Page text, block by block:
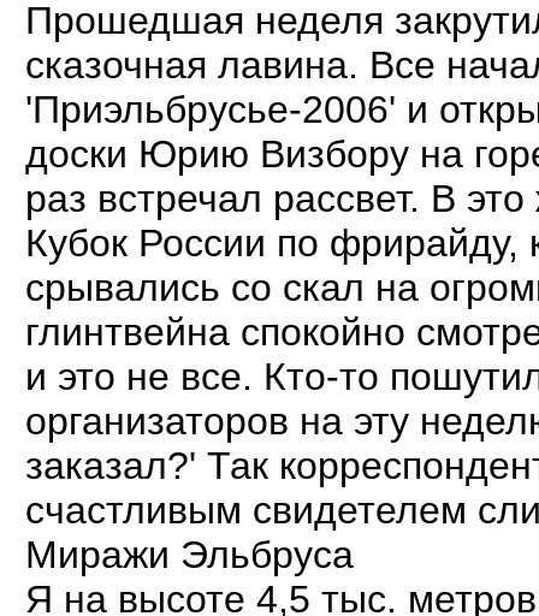
Прошедшая неделя
сказочная лавина. Все
'Приэльбрусье-2006' и
доски Юрию Визбору на
раз встречал рассвет. В
Кубок России по фрирайду,
срывались со скал на
глинтвейна спокойно
и это не все. Кто-то
организаторов на эту
заказал?' Так
счастливым свидетелем
Миражи Эльбруса
Я на высоте 4,5 тыс.